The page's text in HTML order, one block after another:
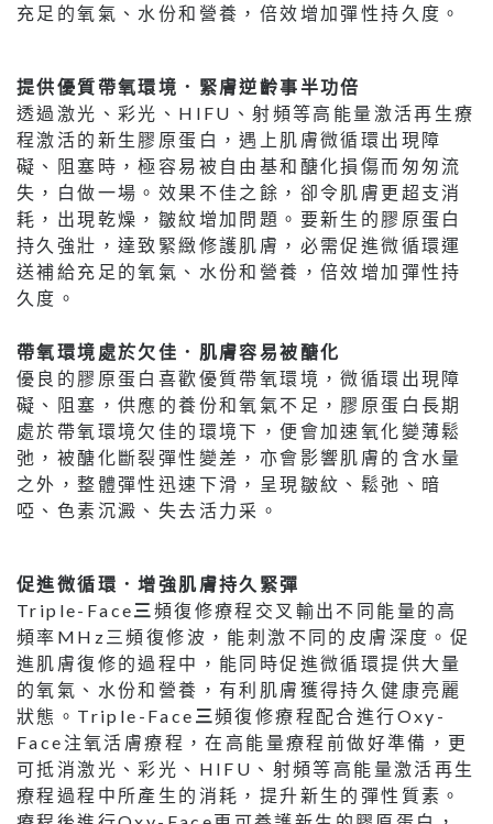
充足的氧氣、水份和營養，倍效增加彈性持久度。
提供優質帶氧環境．緊膚逆齡事半功倍
透過激光、彩光、HIFU、射頻等高能量激活再生療
程激活的新生膠原蛋白，遇上肌膚微循環出現障
礙、阻塞時，極容易被自由基和醣化損傷而匆匆流
失，白做一場。效果不佳之餘，卻令肌膚更超支消
耗，出現乾燥，皺紋增加問題。要新生的膠原蛋白
持久強壯，達致緊緻修護肌膚，必需促進微循環運
送補給充足的氧氣、水份和營養，倍效增加彈性持
久度。
帶氧環境處於欠佳．肌膚容易被醣化
優良的膠原蛋白喜歡優質帶氧環境，微循環出現障
礙、阻塞，供應的養份和氧氣不足，膠原蛋白長期
處於帶氧環境欠佳的環境下，便會加速氧化變薄鬆
弛，被醣化斷裂彈性變差，亦會影響肌膚的含水量
之外，整體彈性迅速下滑，呈現皺紋、鬆弛、暗
啞、色素沉澱、失去活力采。
促進微循環．增強肌膚持久緊彈
Triple-Face三頻復修療程交叉輸出不同能量的高
頻率MHz三頻復修波，能刺激不同的皮膚深度。促
進肌膚復修的過程中，能同時促進微循環提供大量
的氧氣、水份和營養，有利肌膚獲得持久健康亮麗
狀態。Triple-Face 三頻復修療程配合進行Oxy-
Face注氧活膚療程，在高能量療程前做好準備，更
可抵消激光、彩光、HIFU、射頻等高能量激活再生
療程過程中所產生的消耗，提升新生的彈性質素。